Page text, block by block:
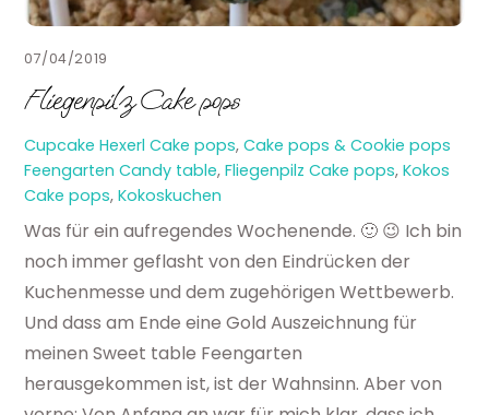
07/04/2019
Fliegenpilz Cake pops
Cupcake Hexerl Cake pops,Cake pops & Cookie pops
Feengarten Candy table,Fliegenpilz Cake pops,Kokos
Cake pops,Kokoskuchen
Was für ein aufregendes Wochenende. 🙂 😉 Ich bin
noch immer geflasht von den Eindrücken der
Kuchenmesse und dem zugehörigen Wettbewerb.
Und dass am Ende eine Gold Auszeichnung für
meinen Sweet table Feengarten
herausgekommen ist, ist der Wahnsinn. Aber von